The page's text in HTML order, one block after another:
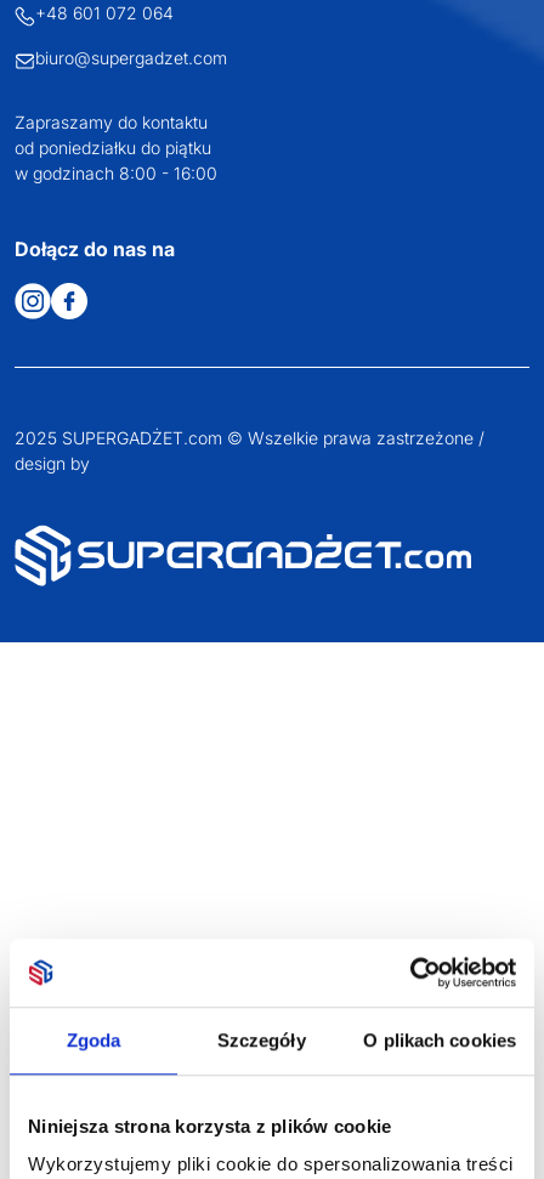
Zgoda Szczegóły O plikach cookies
Niniejsza strona korzysta z plików cookie
Wykorzystujemy pliki cookie do spersonalizowania treści
+48 601 072 064
biuro@supergadzet.com
Zapraszamy do kontaktu
od poniedziałku do piątku
w godzinach 8:00 - 16:00
Dołącz do nas na
2025 SUPERGADŻET.com © Wszelkie prawa zastrzeżone /
design by